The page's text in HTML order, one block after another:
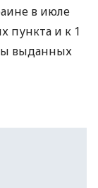
в июле
пункта и к 1
выданных